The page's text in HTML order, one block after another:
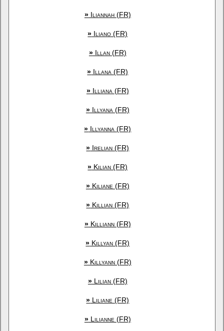
»Iliannah (FR)
» Iliano (FR)
»Illan (FR)
» Illana (FR)
»Illiana (FR)
»Illyana (FR)
» Illyanna (FR)
» Irelian (FR)
» Kilian (FR)
»Kiliane (FR)
» Killian (FR)
»Killiann (FR)
» Killyan (FR)
»Killyann (FR)
»Lilian (FR)
» Liliane (FR)
»Lilianne (FR)